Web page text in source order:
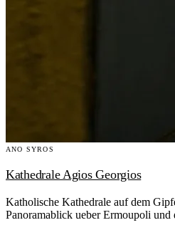
ANO SYROS
Kathedrale Agios Georgios
Katholische Kathedrale auf dem
Panoramablick ueber Ermoupoli und